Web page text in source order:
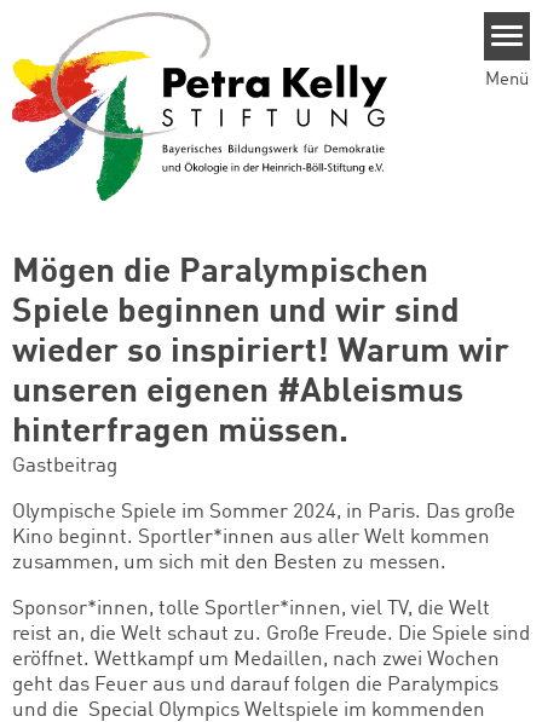
Menü
Mögen die Paralympischen
Spiele beginnen und wir sind
wieder so inspiriert! Warum wir
unseren eigenen #Ableismus
hinterfragen müssen.
Gastbeitrag
Olympische Spiele im Sommer 2024, in Paris. Das große
Kino beginnt. Sportler*innen aus aller Welt kommen
zusammen, um sich mit den Besten zu messen.
Sponsor*innen, tolle Sportler*innen, viel TV, die Welt
reist an, die Welt schaut zu. Große Freude. Die Spiele sind
eröffnet. Wettkampf um Medaillen, nach zwei Wochen
geht das Feuer aus und darauf folgen die Paralympics
und die Special Olympics Weltspiele im kommenden